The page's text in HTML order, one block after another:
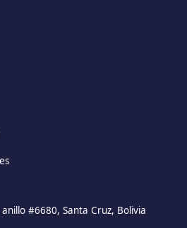
#6680, Santa Cruz, Bolivia